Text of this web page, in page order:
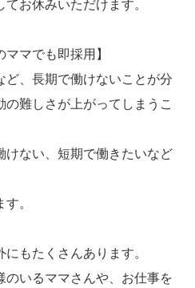
お休みいただけます。
マでも即採用】
ど、長期で働けないことが分
難しさが上がってしまうこ
けない、短期で働きたいなど
。
もたくさんあります。
いるママさんや、お仕事を